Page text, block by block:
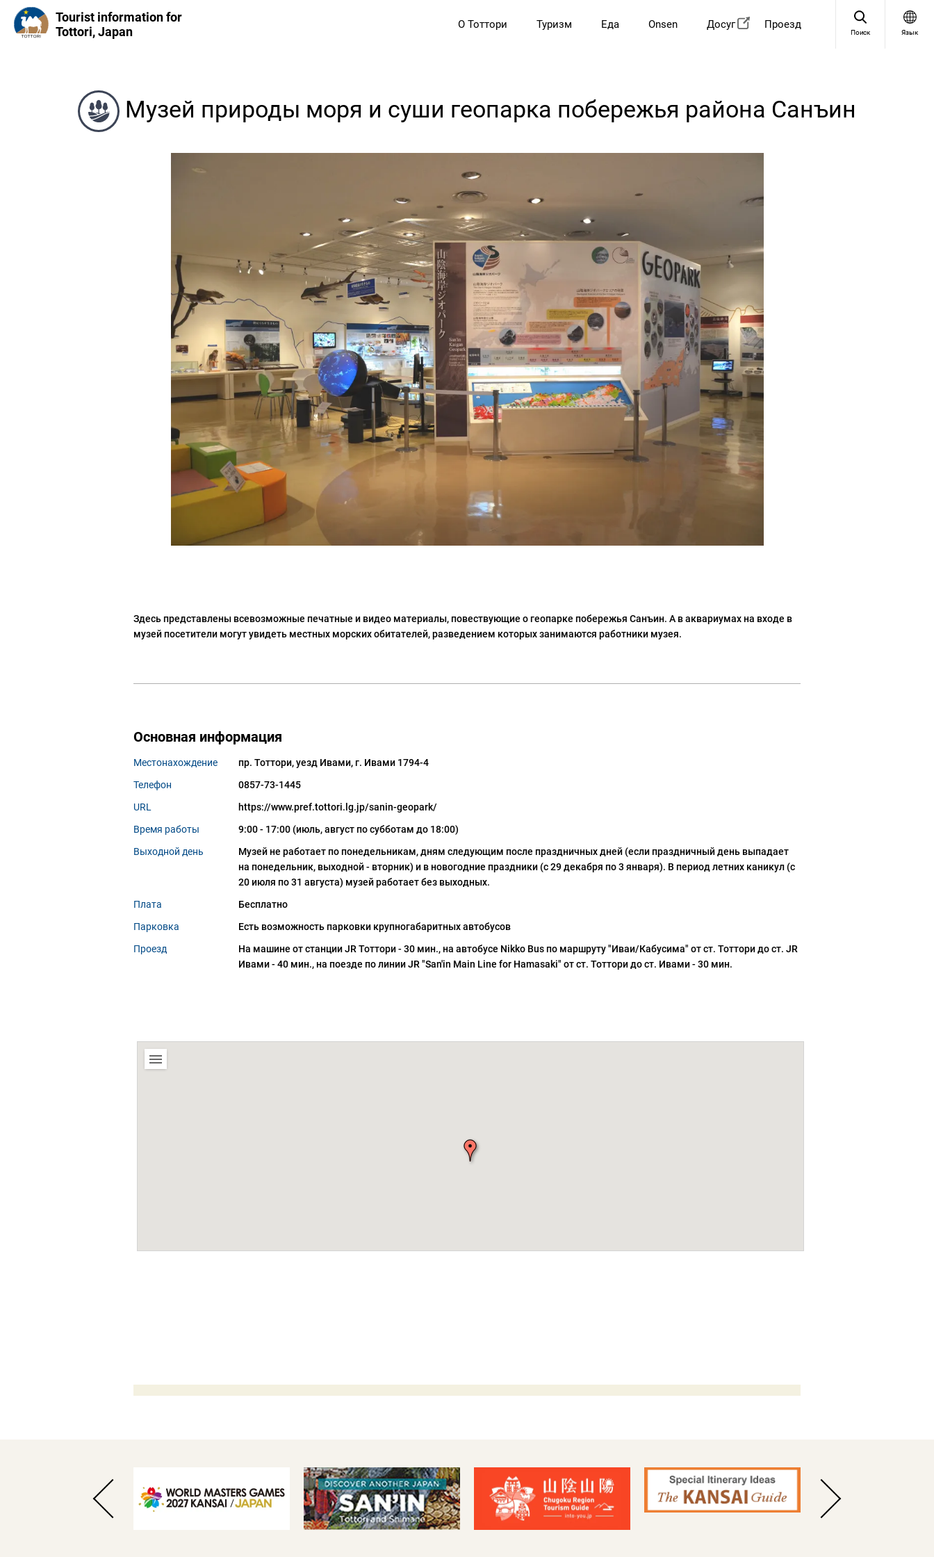
Tourist information for
Tottori, Japan
О Тоттори Туризм Еда Onsen Досуг Проезд
Поиск Язык
Музей природы моря и суши геопарка побережья района Санъин
Здесь представлены всевозможные печатные и видео материалы, повествующие о геопарке побережья Санъин. А в аквариумах на входе в
музей посетители могут увидеть местных морских обитателей, разведением которых занимаются работники музея.
Основная информация
Местонахождение
пр. Тоттори, уезд Ивами, г. Ивами 1794-4
Телефон
0857-73-1445
URL
https://www.pref.tottori.lg.jp/sanin-geopark/
Время работы
9:00 - 17:00 (июль, август по субботам до 18:00)
Выходной день
Музей не работает по понедельникам, дням следующим после праздничных дней (если праздничный день выпадает
на понедельник, выходной - вторник) и в новогодние праздники (с 29 декабря по 3 января). В период летних каникул (с
20 июля по 31 августа) музей работает без выходных.
Плата
Бесплатно
Парковка
Есть возможность парковки крупногабаритных автобусов
Проезд
На машине от станции JR Тоттори - 30 мин., на автобусе Nikko Bus по маршруту "Иваи/Кабусима" от ст. Тоттори до ст. JR
Ивами - 40 мин., на поезде по линии JR "San'in Main Line for Hamasaki" от ст. Тоттори до ст. Ивами - 30 мин.